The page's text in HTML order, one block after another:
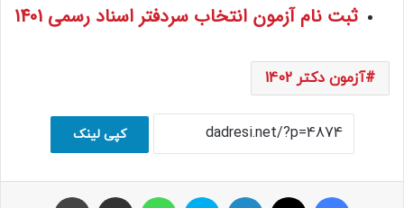
ثبت نام آزمون انتخاب سردفتر اسناد رسمی 1401
آزمون دکتر 1402
کپی لینک
فیسبوک ایکس لینکداین اسکایپ واتس آپ اشتراک با ایمیل